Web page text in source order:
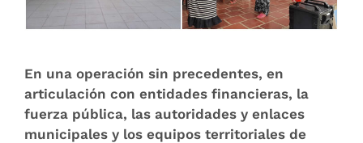
En una operación sin precedentes, en
articulación con entidades financieras, la
fuerza pública, las autoridades y enlaces
municipales y los equipos territoriales de